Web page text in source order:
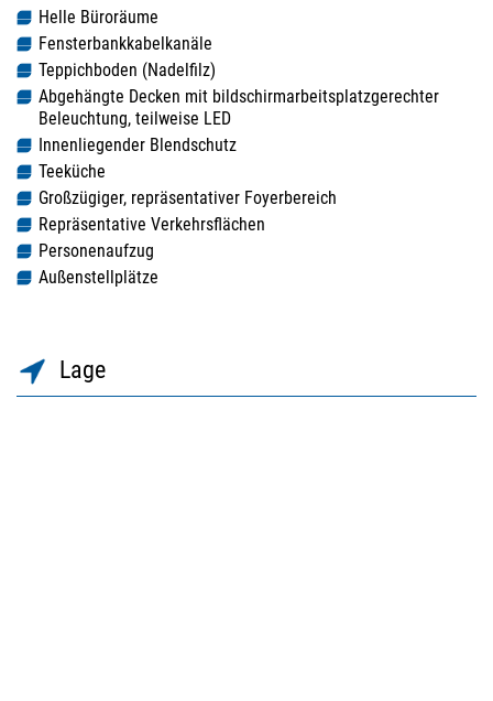
Helle Büroräume
Fensterbankkabelkanäle
Teppichboden (Nadelfilz)
Abgehängte Decken mit bildschirmarbeitsplatzgerechter
Beleuchtung, teilweise LED
Innenliegender Blendschutz
Teeküche
Großzügiger, repräsentativer Foyerbereich
Repräsentative Verkehrsflächen
Personenaufzug
Außenstellplätze
Lage